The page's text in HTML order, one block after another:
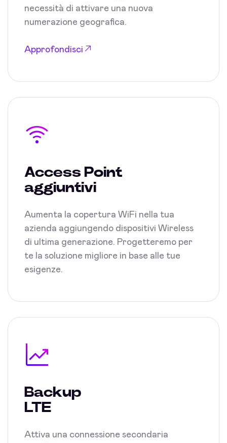
necessità di attivare una nuova
numerazione geografica.
Approfondisci
Access Point
aggiuntivi
Aumenta la copertura WiFi nella tua
azienda aggiungendo dispositivi Wireless
di ultima generazione. Progetteremo per
te la soluzione migliore in base alle tue
esigenze.
Backup
LTE
Attiva una connessione secondaria